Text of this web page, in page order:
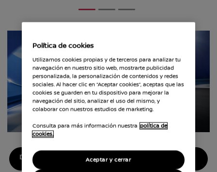
1 2 3
DESCUBRE EL NUEVO NISSAN MICRA
Política de cookies
Utilizamos cookies propias y de terceros para analizar tu
navegación en nuestro sitio web, mostrarte publicidad
personalizada, la personalización de contenidos y redes
sociales. Al hacer clic en “Aceptar cookies”, aceptas que las
cookies se guarden en tu dispositivo para mejorar la
navegación del sitio, analizar el uso del mismo, y
colaborar con nuestros estudios de marketing.
Consulta para más información nuestra política de
cookies.
Aceptar y cerrar